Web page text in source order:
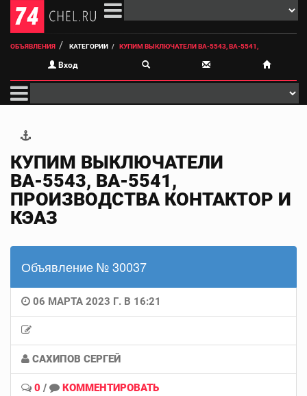
ОБЪЯВЛЕНИЯ КАТЕГОРИИ КУПИМ ВЫКЛЮЧАТЕЛИ ВА-5543, ВА-5541,
Вход
КУПИМ ВЫКЛЮЧАТЕЛИ
ВА-5543, ВА-5541,
ПРОИЗВОДСТВА КОНТАКТОР И
КЭАЗ
Объявление № 30037
06 МАРТА 2023 Г. В 16:21
САХИПОВ СЕРГЕЙ
0 / КОММЕНТИРОВАТЬ